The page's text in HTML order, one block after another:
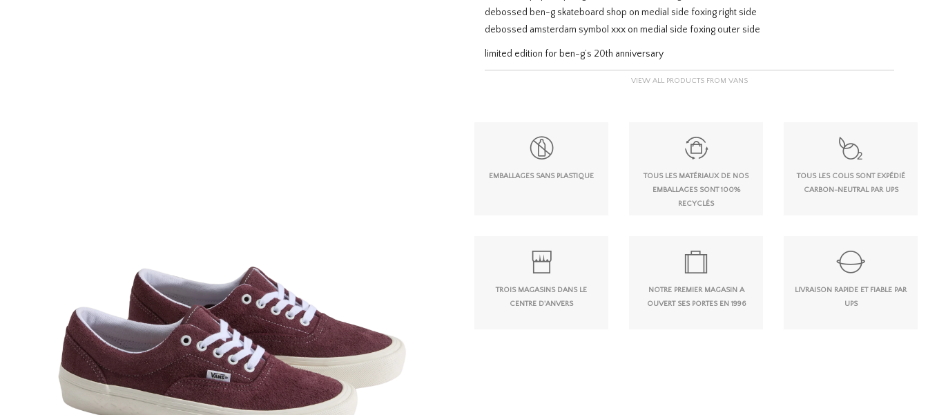
debossed ben-g skateboard shop on medial side foxing right side
debossed amsterdam symbol xxx on medial side foxing outer side
limited edition for ben-g’s 20th anniversary
VIEW ALL PRODUCTS FROM VANS
EMBALLAGES SANS PLASTIQUE
TOUS LES MATÉRIAUX DE NOS
EMBALLAGES SONT 100%
RECYCLÉS
TOUS LES COLIS SONT EXPÉDIÉ
CARBON-NEUTRAL PAR UPS
TROIS MAGASINS DANS LE
CENTRE D'ANVERS
NOTRE PREMIER MAGASIN A
OUVERT SES PORTES EN 1996
LIVRAISON RAPIDE ET FIABLE PAR
UPS